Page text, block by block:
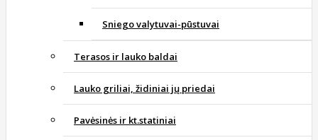
Sniego valytuvai-pūstuvai
Terasos ir lauko baldai
Lauko griliai, židiniai jų priedai
Pavėsinės ir kt.statiniai